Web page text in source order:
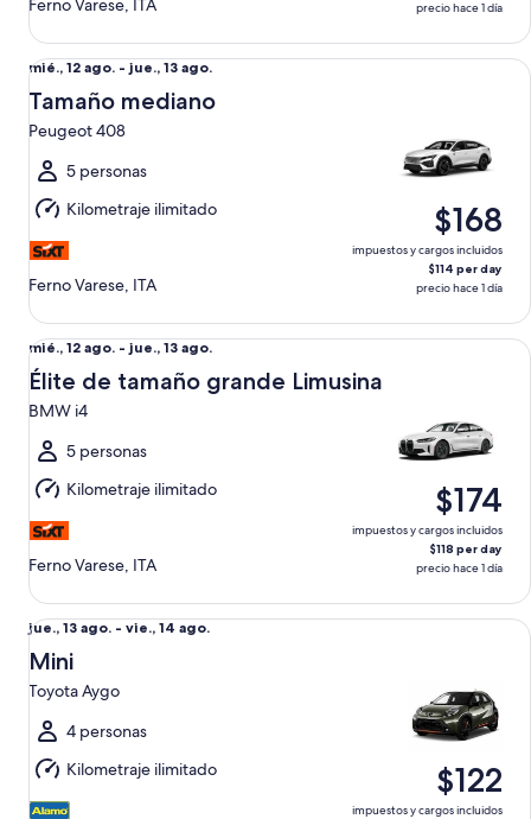
Ferno Varese, ITA precio hace 1 día
Del
mié.,
12
ago.
al
jue.,
13
ago.
mié., 12 ago. - jue., 13 ago.
Tamaño mediano
Peugeot 408
5 personas
Kilometraje ilimitado
Ferno Varese, ITA
$168
impuestos y cargos incluidos
$114 per day
precio hace 1 día
Tamaño mediano Peugeot 408
Del
mié.,
12
ago.
al
jue.,
13
ago.
mié., 12 ago. - jue., 13 ago.
Élite de tamaño grande Limusina
BMW i4
5 personas
Kilometraje ilimitado
Ferno Varese, ITA
$174
impuestos y cargos incluidos
$118 per day
precio hace 1 día
Élite de tamaño grande Limusina BMW i4
Del
jue.,
13
ago.
al
vie.,
14
ago.
jue., 13 ago. - vie., 14 ago.
Mini
Toyota Aygo
4 personas
Kilometraje ilimitado
$122
impuestos y cargos incluidos
Mini Toyota Aygo